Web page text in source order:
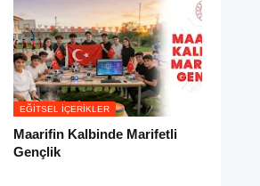
EĞITSEL İÇERIKLER
Maarifin Kalbinde Marifetli
Gençlik